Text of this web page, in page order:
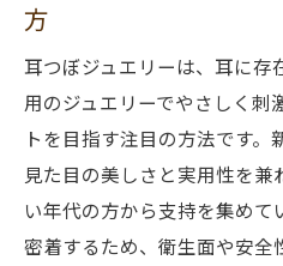
ダイエットを支え
者の声
耳つぼジュエリー
おしゃれで続けや
方
耳つぼジュエリーは、耳に存
用のジュエリーでやさしく刺
トを目指す注目の方法です。
見た目の美しさと実用性を
い年代の方から支持を集めて
密着するため、衛生面や安全